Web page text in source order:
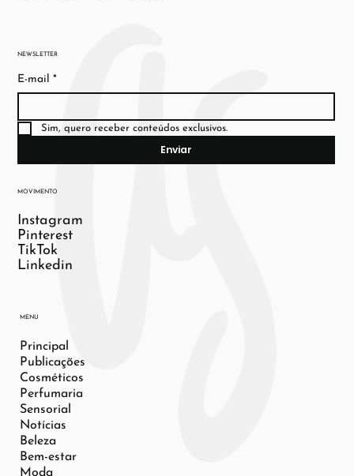
NEWSLETTER
E-mail *
Sim, quero receber conteúdos exclusivos.
Enviar
MOVIMENTO
Instagram
Pinterest
TikTok
Linkedin
MENU
Principal
Publicações
Cosméticos
Perfumaria
Sensorial
Notícias
Beleza
Bem-estar
Moda